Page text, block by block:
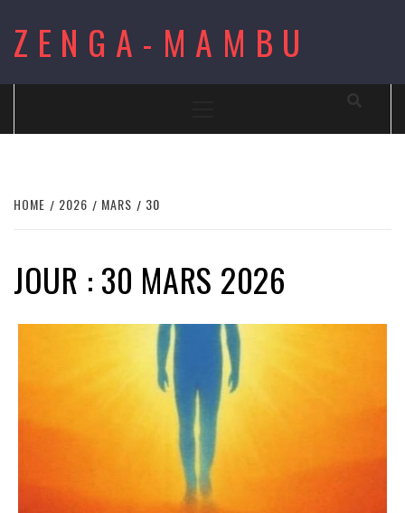
content
ZENGA-MAMBU
HOME 2026 MARS 30
JOUR : 30 MARS 2026